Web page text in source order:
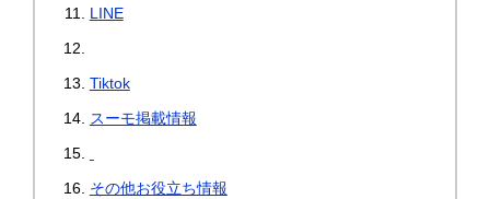
LINE
Tiktok
スーモ掲載情報
その他お役立ち情報